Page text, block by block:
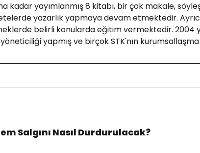
kadar yayımlanmış 8 kitabı, bir çok makale,
yazarlık yapmaya devam etmektedir.
belirli konularda eğitim vermektedir. 2004
yöneticiliği yapmış ve birçok STK'nın
Salgını Nasıl Durdurulacak?